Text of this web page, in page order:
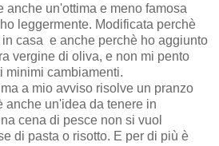
anche un'ottima e meno famosa
leggermente. Modificata perchè
casa e anche perchè ho aggiunto
vergine di oliva, e non mi pento
minimi cambiamenti.
a mio avviso risolve un pranzo
anche un'idea da tenere in
cena di pesce non si vuol
di pasta o risotto. E per di più è